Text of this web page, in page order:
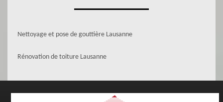
Nettoyage et pose de gouttière Lausanne
Rénovation de toiture Lausanne